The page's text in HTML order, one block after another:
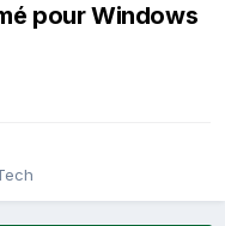
pour Windows